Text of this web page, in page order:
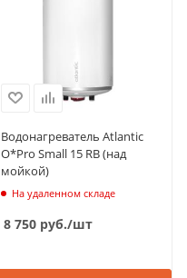
Водонагреватель Atlantic
O*Pro Small 15 RB (над
мойкой)
На удаленном складе
8 750 руб./шт